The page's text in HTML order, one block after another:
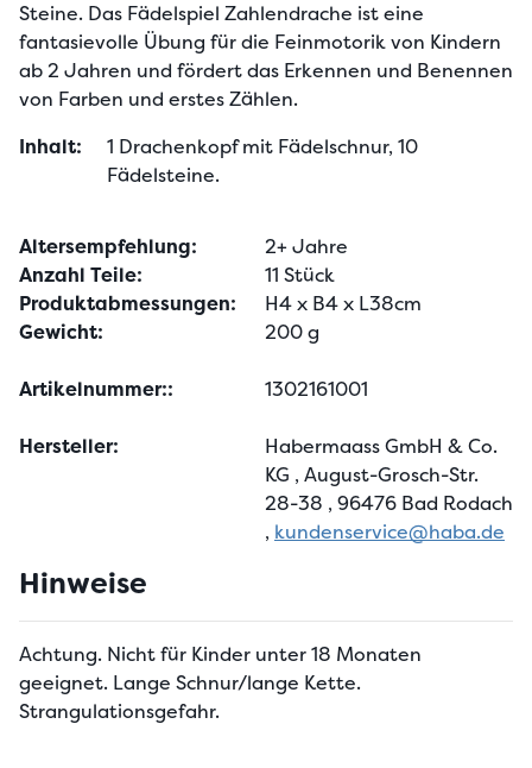
Steine. Das Fädelspiel Zahlendrache ist eine
fantasievolle Übung für die Feinmotorik von Kindern
ab 2 Jahren und fördert das Erkennen und Benennen
von Farben und erstes Zählen.
Inhalt:
1 Drachenkopf mit Fädelschnur, 10
Fädelsteine.
Altersempfehlung:
2+ Jahre
Anzahl Teile:
11 Stück
Produktabmessungen:
H4 x B4 x L38cm
Gewicht:
200 g
Artikelnummer:: 1302161001
Hersteller:
Habermaass GmbH & Co.
KG , August-Grosch-Str.
28-38 , 96476 Bad Rodach
, kundenservice@haba.de
Hinweise
Achtung. Nicht für Kinder unter 18 Monaten
geeignet. Lange Schnur/lange Kette.
Strangulationsgefahr.